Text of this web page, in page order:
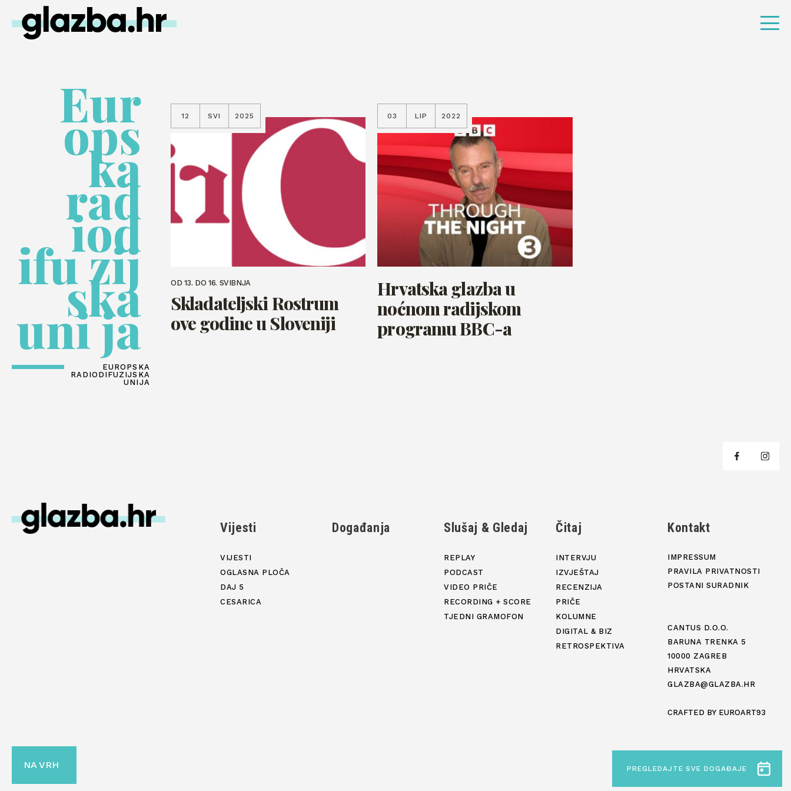
PREGLEDAJTE SVE DOGAĐAJE
Eur
ops
ka
rad
iod
ifu zij
ska
uni ja
EUROPSKA
RADIODIFUZIJSKA
UNIJA
12 SVI 2025
OD 13. DO 16. SVIBNJA
Skladateljski Rostrum
ove godine u Sloveniji
03 LIP 2022
Hrvatska glazba u
noćnom radijskom
programu BBC-a
Vijesti
VIJESTI
OGLASNA PLOČA
DAJ 5
CESARICA
Događanja Slušaj & Gledaj
REPLAY
PODCAST
VIDEO PRIČE
RECORDING + SCORE
TJEDNI GRAMOFON
Čitaj
INTERVJU
IZVJEŠTAJ
RECENZIJA
PRIČE
KOLUMNE
DIGITAL & BIZ
RETROSPEKTIVA
Kontakt
IMPRESSUM
PRAVILA PRIVATNOSTI
POSTANI SURADNIK
CANTUS D.O.O.
BARUNA TRENKA 5
10000 ZAGREB
HRVATSKA
GLAZBA@GLAZBA.HR
CRAFTED BY EUROART93
NA VRH